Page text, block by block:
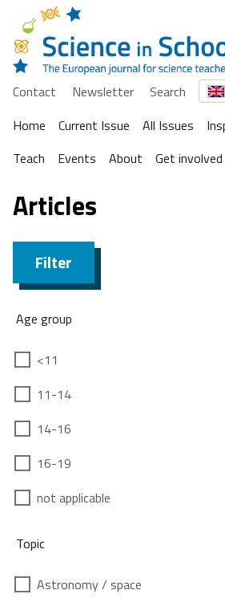
Contact Newsletter
Search
Home
Current Issue All Issues
Teach
Events About Get involved
Articles
Filter
Age group
<11
11-14
14-16
16-19
not applicable
Topic
Astronomy / space